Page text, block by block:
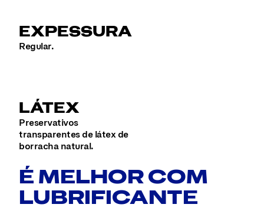
EXPESSURA
Regular.
LÁTEX
Preservativos
transparentes de látex de
borracha natural.
É MELHOR COM
LUBRIFICANTE